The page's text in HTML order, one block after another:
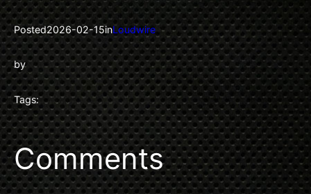
Posted2026-02-15inLoudwire
by
Tags:
Comments